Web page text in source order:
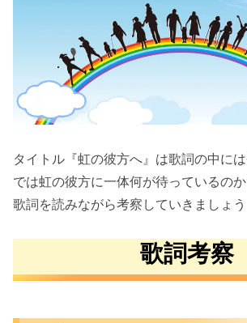
タイトル『虹の彼方へ』は歌詞の中には
では虹の彼方に一体何が待っているのか
歌詞を読みながら考察していきましょう
歌詞考察